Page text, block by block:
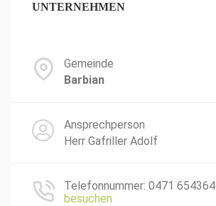
UNTERNEHMEN
Gemeinde
Barbian
Ansprechperson
Herr Gafriller Adolf
Telefonnummer: 0471 654364
besuchen